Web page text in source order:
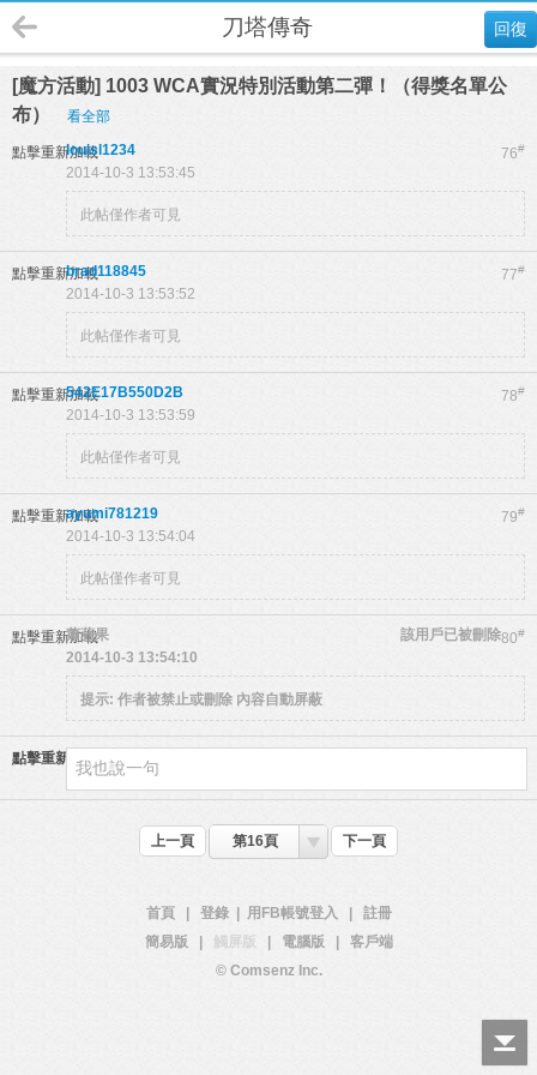
回復
刀塔傳奇
[魔方活動] 1003 WCA實況特別活動第二彈！（得獎名單公
布）
看全部
點擊重新加載 76#
louisl1234
2014-10-3 13:53:45
此帖僅作者可見
點擊重新加載 77#
brad118845
2014-10-3 13:53:52
此帖僅作者可見
點擊重新加載 78#
542E17B550D2B
2014-10-3 13:53:59
此帖僅作者可見
點擊重新加載 79#
ayumi781219
2014-10-3 13:54:04
此帖僅作者可見
點擊重新加載 80#
蕭蘋果
該用戶已被刪除
2014-10-3 13:54:10
提示: 作者被禁止或刪除 內容自動屏蔽
點擊重新加載
上一頁 第16頁 下一頁
首頁 登錄 用FB帳號登入
註冊
簡易版
觸屏版 電腦版
客戶端
© Comsenz Inc.